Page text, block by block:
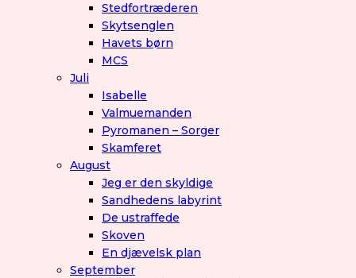
Stedfortræderen
Skytsenglen
Havets børn
MCS
Juli
Isabelle
Valmuemanden
Pyromanen – Sorger
Skamferet
August
Jeg er den skyldige
Sandhedens labyrint
De ustraffede
Skoven
En djævelsk plan
September